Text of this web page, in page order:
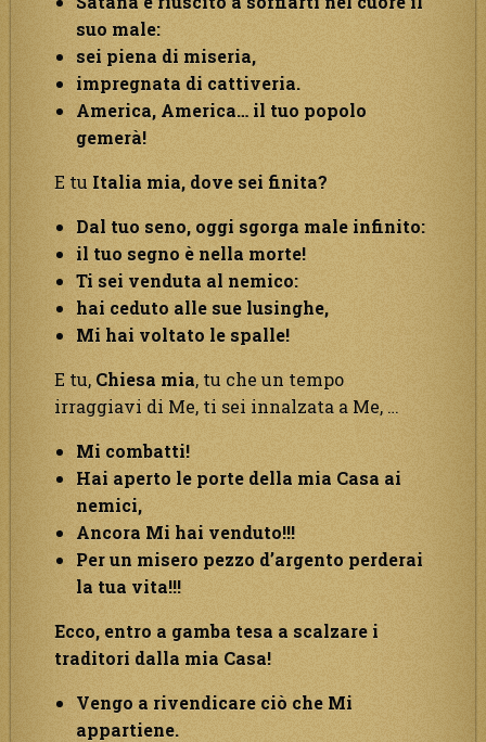
suo male:
sei piena di miseria,
impregnata di cattiveria.
America, America… il tuo popolo
gemerà!
E tu Italia mia, dove sei finita?
Dal tuo seno, oggi sgorga male infinito:
il tuo segno è nella morte!
Ti sei venduta al nemico:
hai ceduto alle sue lusinghe,
Mi hai voltato le spalle!
E tu, Chiesa mia, tu che un tempo
irraggiavi di Me, ti sei innalzata a Me, …
Mi combatti!
Hai aperto le porte della mia Casa ai
nemici,
Ancora Mi hai venduto!!!
Per un misero pezzo d’argento perderai
la tua vita!!!
Ecco, entro a gamba tesa a scalzare i
traditori dalla mia Casa!
Vengo a rivendicare ciò che Mi
appartiene.